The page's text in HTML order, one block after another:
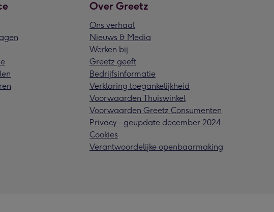
Over Greetz
Ons verhaal
Nieuws & Media
Werken bij
Greetz geeft
Bedrijfsinformatie
Verklaring toegankelijkheid
Voorwaarden Thuiswinkel
Voorwaarden Greetz Consumenten
Privacy - geupdate december 2024
Cookies
Verantwoordelijke openbaarmaking